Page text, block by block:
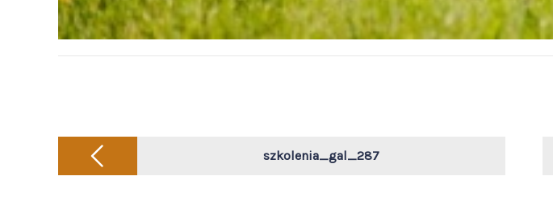
Post
navigation szkolenia_gal_287